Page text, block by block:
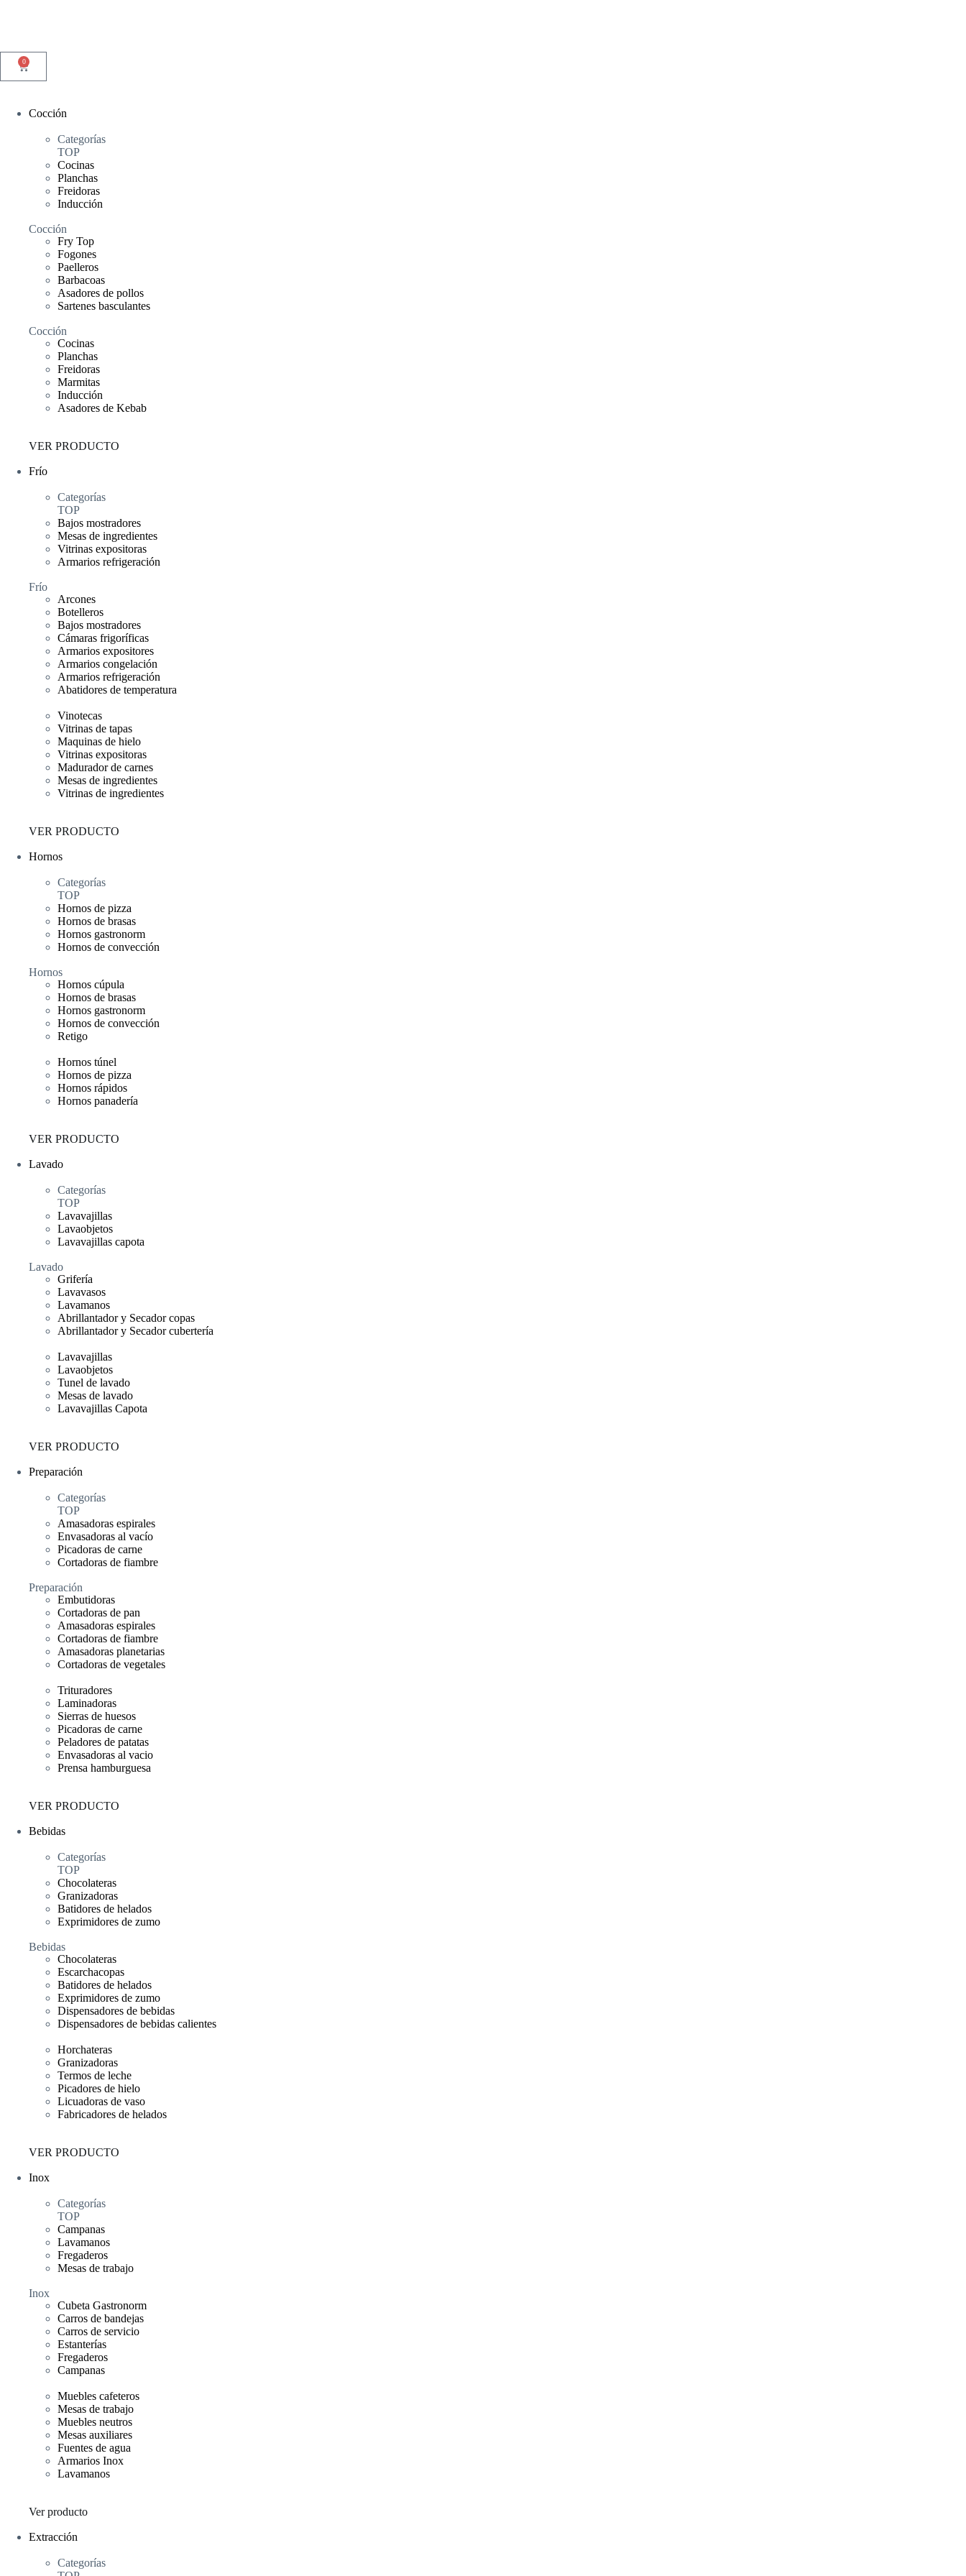
0
Cocción
Categorías
TOP
Cocinas
Planchas
Freidoras
Inducción
Cocción
Fry Top
Fogones
Paelleros
Barbacoas
Asadores de pollos
Sartenes basculantes
Cocción
Cocinas
Planchas
Freidoras
Marmitas
Inducción
Asadores de Kebab
VER PRODUCTO
Frío
Categorías
TOP
Bajos mostradores
Mesas de ingredientes
Vitrinas expositoras
Armarios refrigeración
Frío
Arcones
Botelleros
Bajos mostradores
Cámaras frigoríficas
Armarios expositores
Armarios congelación
Armarios refrigeración
Abatidores de temperatura
Vinotecas
Vitrinas de tapas
Maquinas de hielo
Vitrinas expositoras
Madurador de carnes
Mesas de ingredientes
Vitrinas de ingredientes
VER PRODUCTO
Hornos
Categorías
TOP
Hornos de pizza
Hornos de brasas
Hornos gastronorm
Hornos de convección
Hornos
Hornos cúpula
Hornos de brasas
Hornos gastronorm
Hornos de convección
Retigo
Hornos túnel
Hornos de pizza
Hornos rápidos
Hornos panadería
VER PRODUCTO
Lavado
Categorías
TOP
Lavavajillas
Lavaobjetos
Lavavajillas capota
Lavado
Grifería
Lavavasos
Lavamanos
Abrillantador y Secador copas
Abrillantador y Secador cubertería
Lavavajillas
Lavaobjetos
Tunel de lavado
Mesas de lavado
Lavavajillas Capota
VER PRODUCTO
Preparación
Categorías
TOP
Amasadoras espirales
Envasadoras al vacío
Picadoras de carne
Cortadoras de fiambre
Preparación
Embutidoras
Cortadoras de pan
Amasadoras espirales
Cortadoras de fiambre
Amasadoras planetarias
Cortadoras de vegetales
Trituradores
Laminadoras
Sierras de huesos
Picadoras de carne
Peladores de patatas
Envasadoras al vacio
Prensa hamburguesa
VER PRODUCTO
Bebidas
Categorías
TOP
Chocolateras
Granizadoras
Batidores de helados
Exprimidores de zumo
Bebidas
Chocolateras
Escarchacopas
Batidores de helados
Exprimidores de zumo
Dispensadores de bebidas
Dispensadores de bebidas calientes
Horchateras
Granizadoras
Termos de leche
Picadores de hielo
Licuadoras de vaso
Fabricadores de helados
VER PRODUCTO
Inox
Categorías
TOP
Campanas
Lavamanos
Fregaderos
Mesas de trabajo
Inox
Cubeta Gastronorm
Carros de bandejas
Carros de servicio
Estanterías
Fregaderos
Campanas
Muebles cafeteros
Mesas de trabajo
Muebles neutros
Mesas auxiliares
Fuentes de agua
Armarios Inox
Lavamanos
Ver producto
Extracción
Categorías